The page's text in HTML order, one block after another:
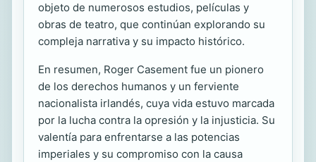
objeto de numerosos estudios, películas y
obras de teatro, que continúan explorando su
compleja narrativa y su impacto histórico.
En resumen, Roger Casement fue un pionero
de los derechos humanos y un ferviente
nacionalista irlandés, cuya vida estuvo marcada
por la lucha contra la opresión y la injusticia. Su
valentía para enfrentarse a las potencias
imperiales y su compromiso con la causa